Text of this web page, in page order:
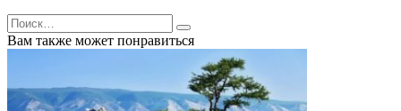
Search
for:
Вам также может понравиться